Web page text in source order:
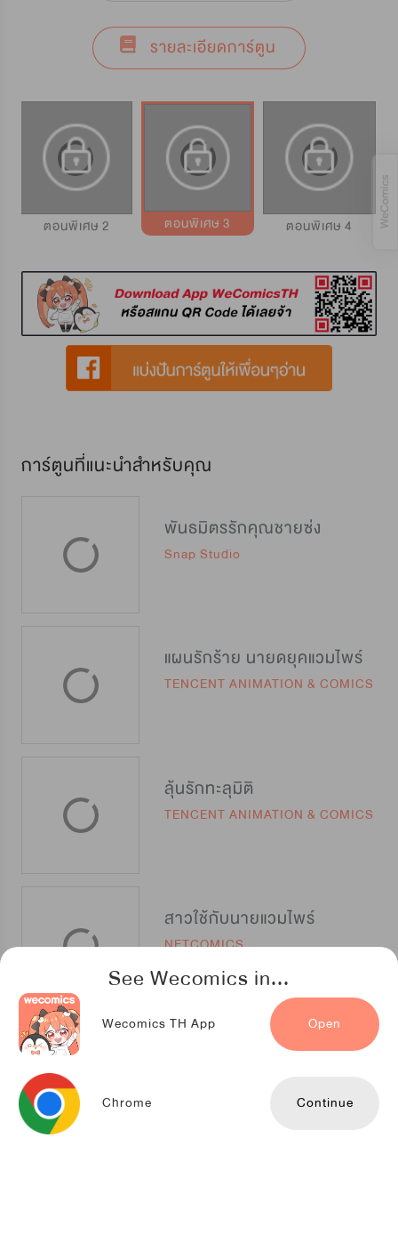
See Wecomics in...
Wecomics TH App Open
Chrome Continue
รายละเอียดการ์ตูน
ตอนพิเศษ 2 ตอนพิเศษ 3 ตอนพิเศษ 4
การ์ตูนที่แนะนำสำหรับคุณ
พันธมิตรรักคุณชายซ่ง
Snap Studio
แผนรักร้าย นายดยุคแวมไพร์
TENCENT ANIMATION & COMICS
ลุ้นรักทะลุมิติ
TENCENT ANIMATION & COMICS
สาวใช้กับนายแวมไพร์
NETCOMICS
พระเอกของฉันเป็นท่านดยุค